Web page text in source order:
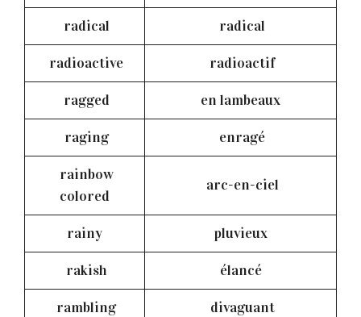
radical radical
radioactive radioactif
ragged en lambeaux
raging enragé
rainbow
colored
arc-en-ciel
rainy pluvieux
rakish élancé
rambling divaguant